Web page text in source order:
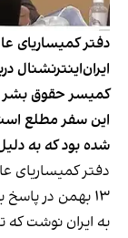
دفتر کمیساریای
ایران‌اینترنشنال
کمیسر حقوق بشر
شده بود که به
دفتر کمیساریای
۱۳ بهمن در پاسخ
به ایران نوشت